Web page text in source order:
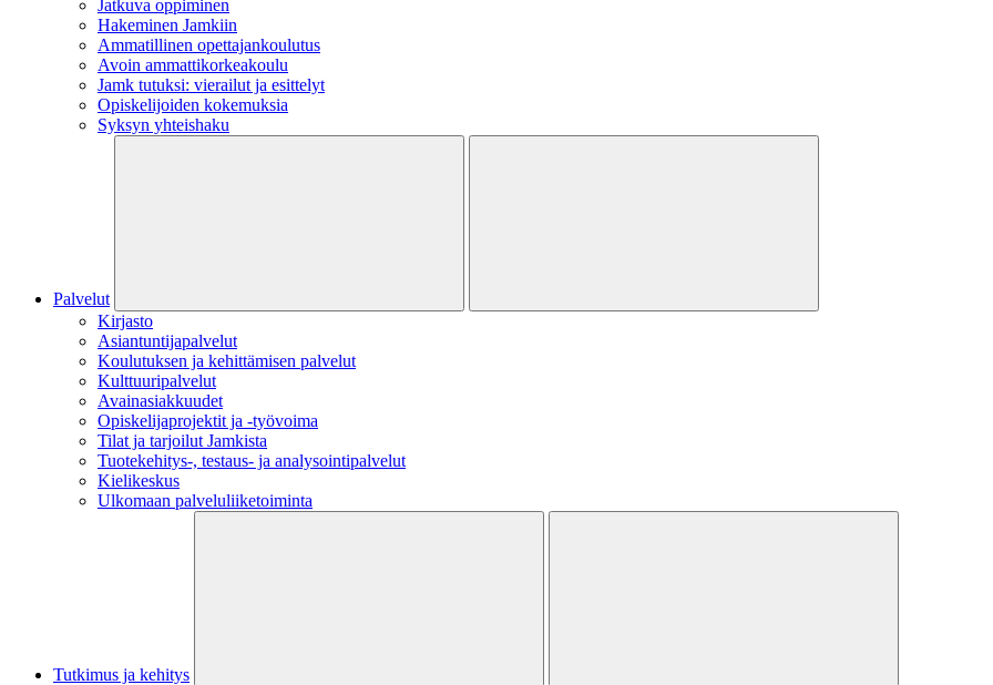
Jatkuva oppiminen
Hakeminen Jamkiin
Ammatillinen opettajankoulutus
Avoin ammattikorkeakoulu
Jamk tutuksi: vierailut ja esittelyt
Opiskelijoiden kokemuksia
Syksyn yhteishaku
Palvelut
Kirjasto
Asiantuntijapalvelut
Koulutuksen ja kehittämisen palvelut
Kulttuuripalvelut
Avainasiakkuudet
Opiskelijaprojektit​ ja -työvoima
Tilat ja tarjoilut Jamkista
Tuotekehitys-, testaus- ja analysointipalvelut
Kielikeskus
Ulkomaan palveluliiketoiminta
Tutkimus ja kehitys